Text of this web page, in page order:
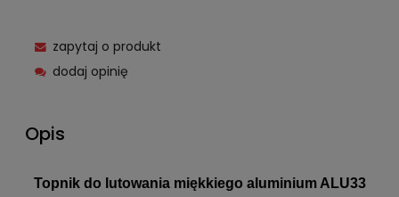
zapytaj o produkt
dodaj opinię
Opis
Topnik do lutowania miękkiego aluminium ALU33